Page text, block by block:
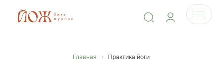
Главная Практика йоги